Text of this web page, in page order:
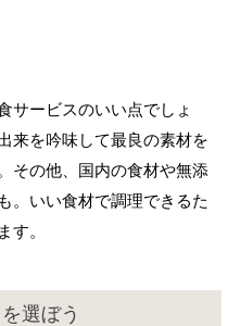
サービスのいい点でしょ
来を吟味して最良の素材を
その他、国内の食材や無添
。いい食材で調理できるた
す。
選ぼう